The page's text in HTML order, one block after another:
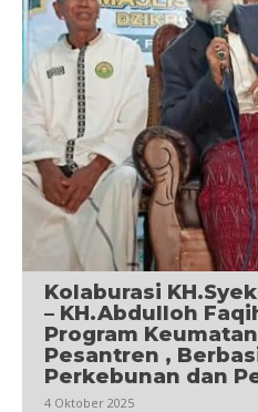
Kolaburasi
– KH.Abdulloh
Program
Pesantren ,
Perkebunan dan
4 Oktober 2025